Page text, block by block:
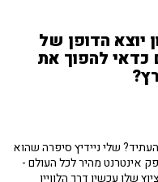
יוצא הדופן של
כדאי להפוך את
שלי ניידיץ סיפרה שהוא
אינטרנט מהיר לכל העולם -
שלו עכשיו דרך הלוויין